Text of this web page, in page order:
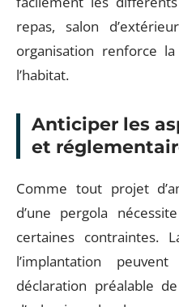
repas, salon
organisation renforce
l’habitat.
Anticiper les
et
Comme tout projet
d’une pergola
certaines contraintes.
l’implantation
déclaration préalable